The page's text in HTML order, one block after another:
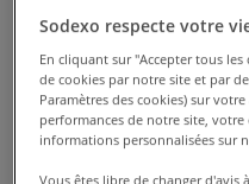
savant mélange
pour offrir une
d’entreprise haut de
la fois saine et
abordable, pour
Sodexo respecte votre
En cliquant sur "Accepter tous
de cookies par notre site et par
Paramètres des cookies) sur
performances de notre site,
informations personnalisées sur
Vous êtes libre de changer